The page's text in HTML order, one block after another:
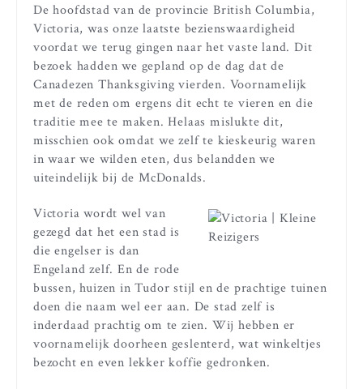
De hoofdstad van de provincie British Columbia,
Victoria, was onze laatste bezienswaardigheid
voordat we terug gingen naar het vaste land. Dit
bezoek hadden we gepland op de dag dat de
Canadezen Thanksgiving vierden. Voornamelijk
met de reden om ergens dit echt te vieren en die
traditie mee te maken. Helaas mislukte dit,
misschien ook omdat we zelf te kieskeurig waren
in waar we wilden eten, dus belandden we
uiteindelijk bij de McDonalds.
Victoria wordt wel van
gezegd dat het een stad is
die engelser is dan
Engeland zelf. En de rode
bussen, huizen in Tudor stijl en de prachtige tuinen
doen die naam wel eer aan. De stad zelf is
inderdaad prachtig om te zien. Wij hebben er
voornamelijk doorheen geslenterd, wat winkeltjes
bezocht en even lekker koffie gedronken.